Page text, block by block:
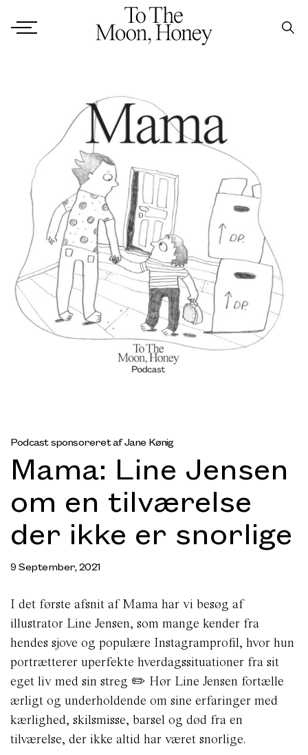
Podcast sponsoreret af Jane Kønig
Mama: Line Jensen
om en tilværelse
der ikke er snorlige
9 September, 2021
I det første afsnit af Mama har vi besøg af
illustrator Line Jensen, som mange kender fra
hendes sjove og populære Instagramprofil, hvor hun
portrætterer uperfekte hverdagssituationer fra sit
eget liv med sin streg ✏️ Hør Line Jensen fortælle
ærligt og underholdende om sine erfaringer med
kærlighed, skilsmisse, barsel og død fra en
tilværelse, der ikke altid har været snorlige.